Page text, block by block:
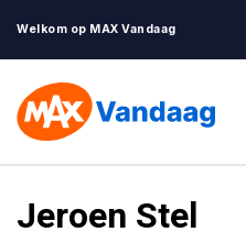
Welkom op MAX Vandaag
Jeroen Stel